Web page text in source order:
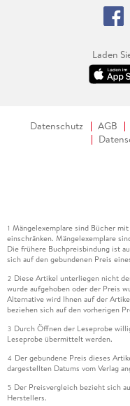
Laden
Datenschutz AGB
1 Mängelexemplare sind Bücher
einschränken. Mängelexemplare
Die frühere Buchpreisbindung ist
sich auf den gebundenen Preis
2 Diese Artikel unterliegen nicht
wurde aufgehoben oder der Preis
Alternative wird Ihnen auf der
beziehen sich auf den vorherigen
3 Durch Öffnen der Leseprobe
Leseprobe übermittelt werden.
4 Der gebundene Preis dieses
dargestellten Datums vom Verlag
5 Der Preisvergleich bezieht sich
Herstellers.